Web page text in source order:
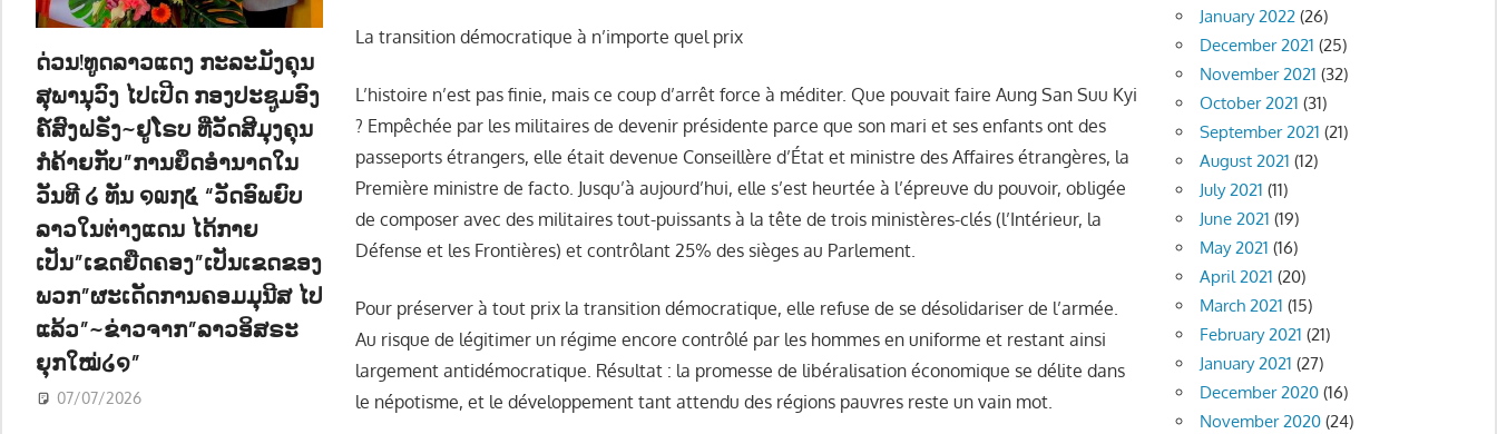
La transition démocratique à n’importe quel prix
L’histoire n’est pas finie, mais ce coup d’arrêt force à méditer. Que pouvait faire Aung San Suu Kyi
? Empêchée par les militaires de devenir présidente parce que son mari et ses enfants ont des
passeports étrangers, elle était devenue Conseillère d’État et ministre des Affaires étrangères, la
Première ministre de facto. Jusqu’à aujourd’hui, elle s’est heurtée à l’épreuve du pouvoir, obligée
de composer avec des militaires tout-puissants à la tête de trois ministères-clés (l’Intérieur, la
Défense et les Frontières) et contrôlant 25% des sièges au Parlement.
Pour préserver à tout prix la transition démocratique, elle refuse de se désolidariser de l’armée.
Au risque de légitimer un régime encore contrôlé par les hommes en uniforme et restant ainsi
largement antidémocratique. Résultat : la promesse de libéralisation économique se délite dans
le népotisme, et le développement tant attendu des régions pauvres reste un vain mot.
ດ່ວນ!ທູດລາວແດງ ກະລະມັງຄຸນ
ສຸພານຸວົງ ໄປເປີດ ກອງປະຊູມອົງ
ຄ໌ສົງຝຣັ່ງ~ຢູໂຣບ ທີ່ວັດສີມຸງຄຸນ
ກໍຄ້າຍກັບ”ການຍຶດອຳນາດໃນ
ວັນທີ ໒ ທັນ ໑໙໗໕ “ວັດອົພຍົບ
ລາວໃນຕ່າງແດນ ໄດ້ກາຍ
ເປັນ”ເຂດຍືດຄອງ”ເປັນເຂດຂອງ
ພວກ”ຜະເດັດການຄອມມຸນີສ ໄປ
ແລ້ວ”~ຂ່າວຈາກ”ລາວອິສຣະ
ຍຸກໃໝ່໒໑”
07/07/2026
January 2022 (26)
December 2021 (25)
November 2021 (32)
October 2021 (31)
September 2021 (21)
August 2021 (12)
July 2021 (11)
June 2021 (19)
May 2021 (16)
April 2021 (20)
March 2021 (15)
February 2021 (21)
January 2021 (27)
December 2020 (16)
November 2020 (24)